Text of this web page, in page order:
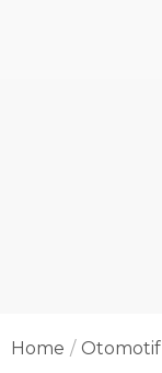
Home Otomotif